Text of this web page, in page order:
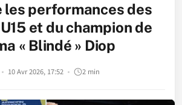
les performances des
et du champion de
« Blindé » Diop
10 Avr 2026, 17:52 2 min